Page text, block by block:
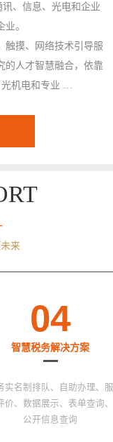
、信息、光电和企业
业。
摸、网络技术引导服
的人才智慧融合，依靠
光机电和专业 …
来
04
智慧税务解决方案
实名制排队、自助办理、服
价、数据展示、表单查询、
公开信息查询